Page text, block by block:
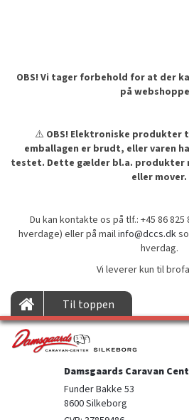
OBS! Vi tager forbehold for at der
på
⚠️ OBS! Elektroniske produkter
emballagen er brudt, eller varen
testet. Dette gælder bl.a. produkter
eller mover.
Du kan kontakte os på tlf.: +45 86 825
hverdage) eller på mailinfo@dccs.dk
hverdag.
Vi leverer kun til
Til toppen
Damsgaards Caravan
Funder Bakke 53
8600 Silkeborg